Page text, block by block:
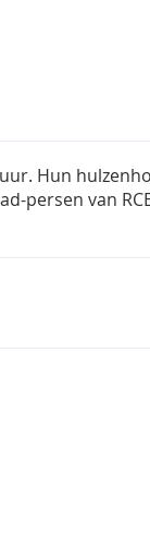
Hun
persen van